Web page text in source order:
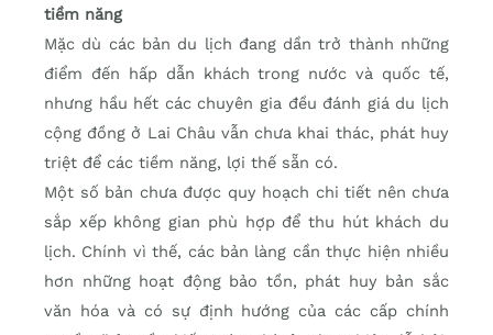
tiềm năng
Mặc dù các bản du lịch đang dần trở thành những
điểm đến hấp dẫn khách trong nước và quốc tế,
nhưng hầu hết các chuyên gia đều đánh giá du lịch
cộng đồng ở Lai Châu vẫn chưa khai thác, phát huy
triệt để các tiềm năng, lợi thế sẵn có.
Một số bản chưa được quy hoạch chi tiết nên chưa
sắp xếp không gian phù hợp để thu hút khách du
lịch. Chính vì thế, các bản làng cần thực hiện nhiều
hơn những hoạt động bảo tồn, phát huy bản sắc
văn hóa và có sự định hướng của các cấp chính